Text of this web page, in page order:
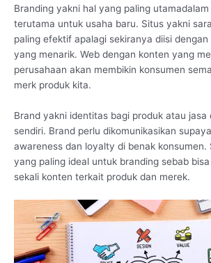
Branding yakni hal yang paling
terutama untuk usaha baru. Situs yakni
paling efektif apalagi sekiranya diisi
yang menarik. Web dengan konten yang
perusahaan akan membikin konsumen
merk produk kita.
Brand yakni identitas bagi produk atau jasa
sendiri. Brand perlu dikomunikasikan
awareness dan loyalty di benak konsumen.
yang paling ideal untuk branding sebab
sekali konten terkait produk dan merek.